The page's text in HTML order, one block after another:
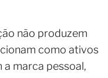
não produzem
como ativos
a marca pessoal,